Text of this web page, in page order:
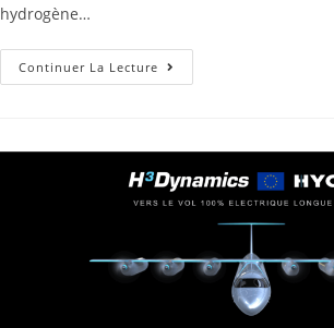
hydrogène…
Continuer La Lecture